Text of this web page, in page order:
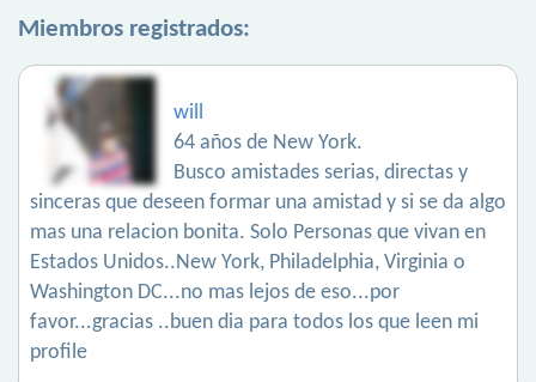
Miembros registrados:
will
64 años de New York.
Busco amistades serias, directas y
sinceras que deseen formar una amistad y si se da algo
mas una relacion bonita. Solo Personas que vivan en
Estados Unidos..New York, Philadelphia, Virginia o
Washington DC...no mas lejos de eso...por
favor...gracias ..buen dia para todos los que leen mi
profile